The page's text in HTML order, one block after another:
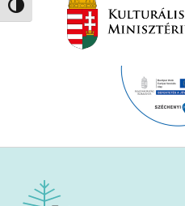
Nagy kontraszt váltása